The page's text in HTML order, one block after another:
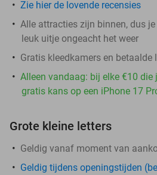
Zie hier de lovende recensies
Alle attracties zijn binnen, dus
leuk uitje ongeacht het weer
Gratis kleedkamers en betaalde
Alleen vandaag: bij elke €10 die
gratis kans op een iPhone 17
Grote kleine letters
Geldig vanaf moment van
Geldig tijdens openingstijden